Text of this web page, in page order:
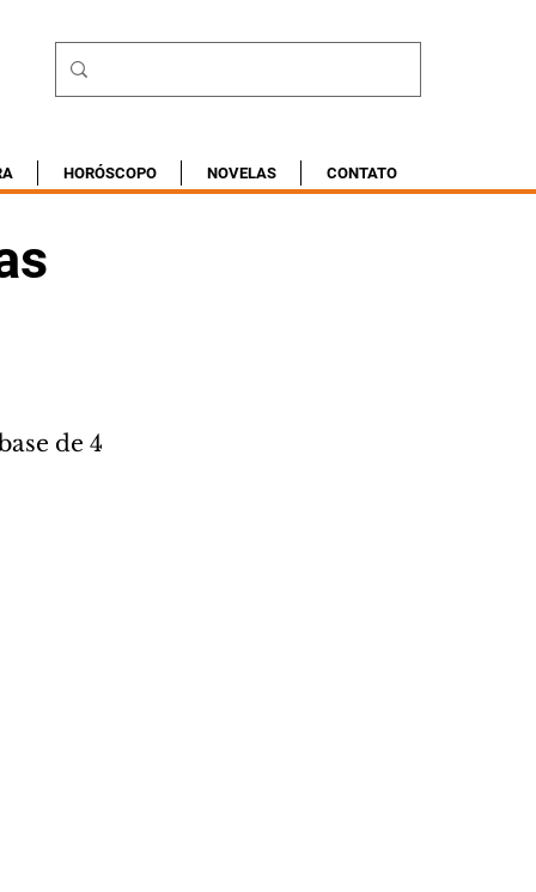
HORÓSCOPO NOVELAS CONTATO
de 4